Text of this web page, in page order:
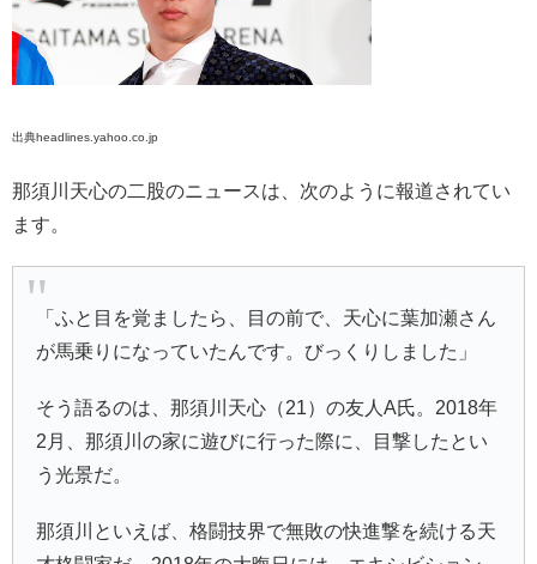
出典headlines.yahoo.co.jp
那須川天心の二股のニュースは、次のように報道されてい
ます。
「ふと目を覚ましたら、目の前で、天心に葉加瀬さん
が馬乗りになっていたんです。びっくりしました」
そう語るのは、那須川天心（21）の友人A氏。2018年
2月、那須川の家に遊びに行った際に、目撃したとい
う光景だ。
那須川といえば、格闘技界で無敗の快進撃を続ける天